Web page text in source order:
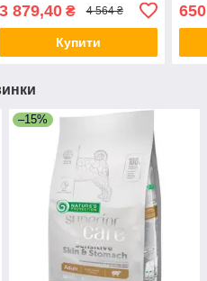
собак дрібних порід
3 879,40₴ 4 564 ₴
Купити
–15%